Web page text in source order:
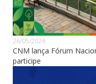
26/05/2026
CNM lança Fórum
participe